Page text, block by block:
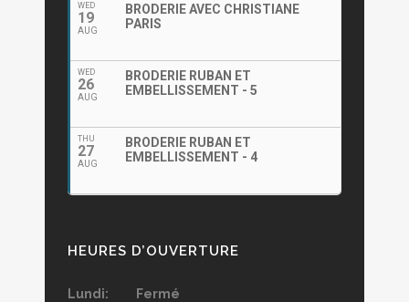
WED
19
AUG
BRODERIE AVEC CHRISTIANE
PARIS
WED
26
AUG
BRODERIE RUBAN ET
EMBELLISSEMENT - 5
THU
27
AUG
BRODERIE RUBAN ET
EMBELLISSEMENT - 4
HEURES D’OUVERTURE
Lundi: Fermé